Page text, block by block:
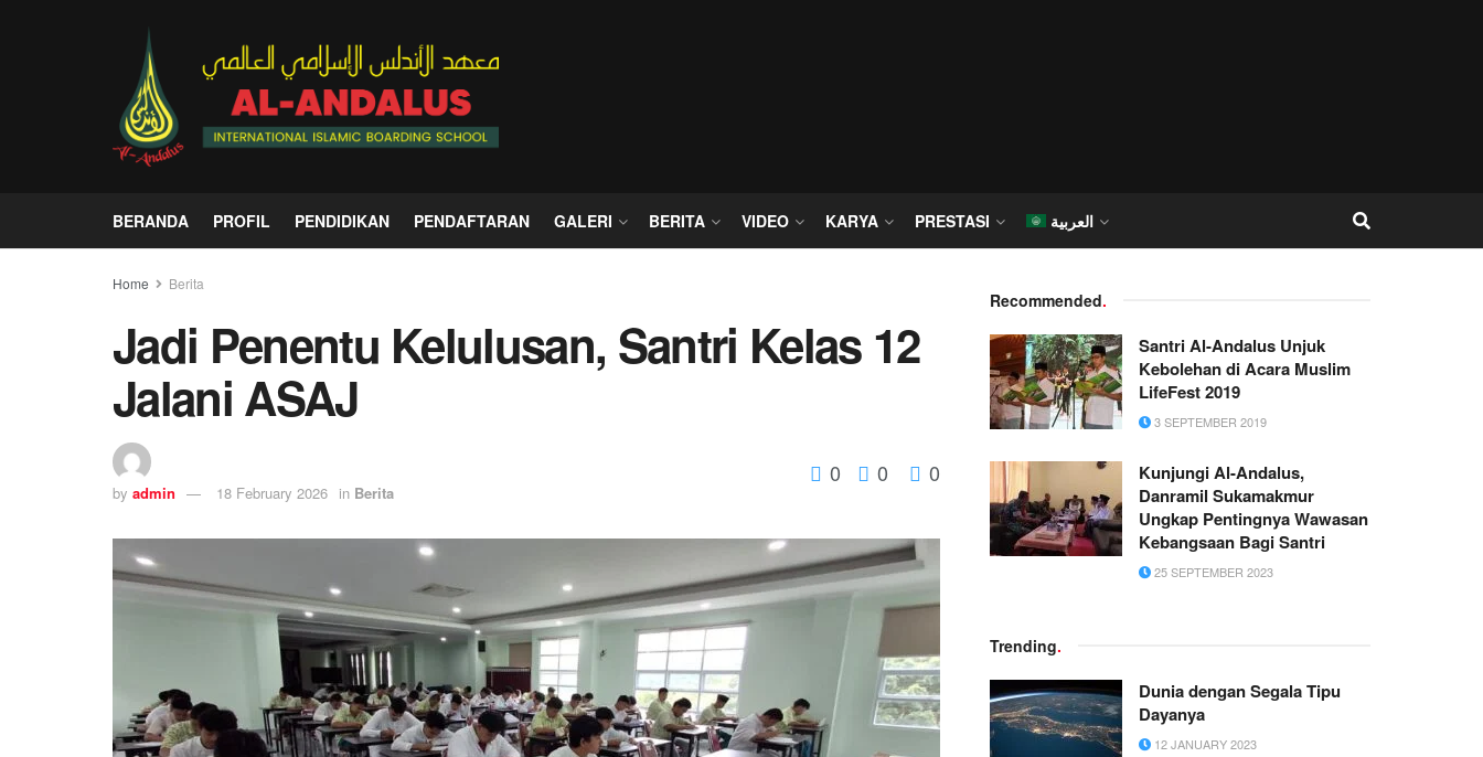
BERANDA PROFIL PENDIDIKAN PENDAFTARAN GALERI BERITA VIDEO KARYA PRESTASI العربية
Home Berita
Jadi Penentu Kelulusan, Santri Kelas 12
Jalani ASAJ
by admin 18 February 2026 in Berita
0 0 0
Recommended.
Santri Al-Andalus Unjuk
Kebolehan di Acara Muslim
LifeFest 2019
3 SEPTEMBER 2019
Kunjungi Al-Andalus,
Danramil Sukamakmur
Ungkap Pentingnya Wawasan
Kebangsaan Bagi Santri
25 SEPTEMBER 2023
Trending.
Dunia dengan Segala Tipu
Dayanya
12 JANUARY 2023